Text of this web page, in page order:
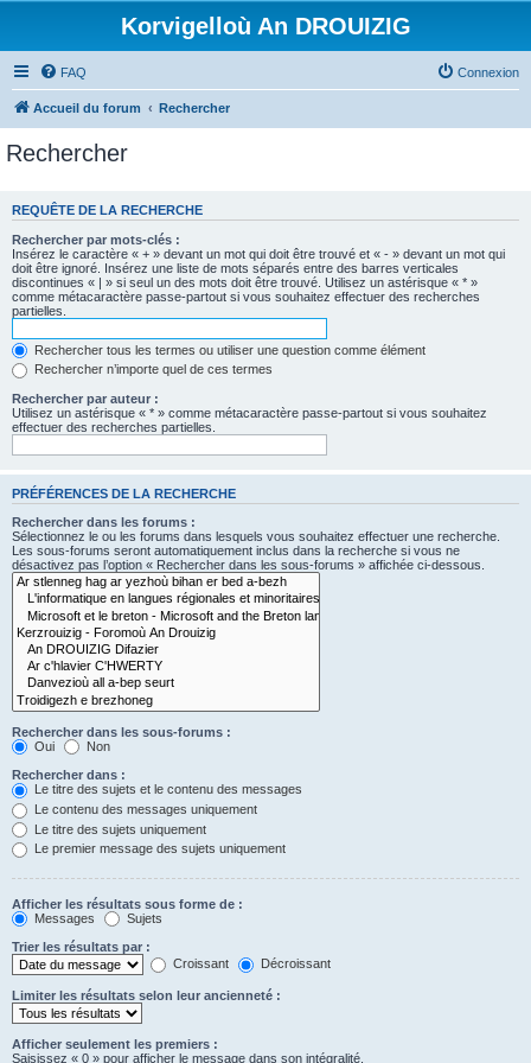
Korvigelloù An DROUIZIG
FAQ Connexion
Accueil du forum Rechercher
Rechercher
REQUÊTE DE LA RECHERCHE
Rechercher par mots-clés :
Insérez le caractère « + » devant un mot qui doit être trouvé et « - » devant un mot qui
doit être ignoré. Insérez une liste de mots séparés entre des barres verticales
discontinues « | » si seul un des mots doit être trouvé. Utilisez un astérisque « * »
comme métacaractère passe-partout si vous souhaitez effectuer des recherches
partielles.
Rechercher tous les termes ou utiliser une question comme élément
Rechercher n’importe quel de ces termes
Rechercher par auteur :
Utilisez un astérisque « * » comme métacaractère passe-partout si vous souhaitez
effectuer des recherches partielles.
PRÉFÉRENCES DE LA RECHERCHE
Rechercher dans les forums :
Sélectionnez le ou les forums dans lesquels vous souhaitez effectuer une recherche.
Les sous-forums seront automatiquement inclus dans la recherche si vous ne
désactivez pas l’option « Rechercher dans les sous-forums » affichée ci-dessous.
Rechercher dans les sous-forums :
Oui
Non
Rechercher dans :
Le titre des sujets et le contenu des messages
Le contenu des messages uniquement
Le titre des sujets uniquement
Le premier message des sujets uniquement
Afficher les résultats sous forme de :
Messages
Sujets
Trier les résultats par :
Croissant
Décroissant
Limiter les résultats selon leur ancienneté :
Afficher seulement les premiers :
Saisissez « 0 » pour afficher le message dans son intégralité.